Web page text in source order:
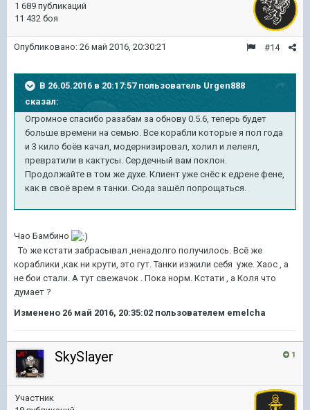
1 689 публикаций
11 432 боя
#14
Опубликовано: 26 май 2016, 20:30:21
В 26.05.2016 в 20:17:57 пользователь Urgen888
сказал:
Огромное спасибо разабам за обнову 0.5.6, теперь будет
больше времени на семью. Все корабли которые я пол года
и 3 кило боёв качал, модернизировал, холил и лелеял,
превратили в кактусы. Сердечный вам поклон.
Продолжайте в том же духе. Клиент уже снёс к едрене фене,
как в своё врем я танки. Сюда зашёл попрощаться.
Чао Бамбино
То же кстати забрасывал ,ненадолго получилось. Всё же
кораблики ,как ни крути, это гут. Танки изжили себя уже. Хаос , а
не бои стали. А тут свежачок . Пока норм. Кстати , а Коля что
думает ?
Изменено 26 май 2016, 20:35:02 пользователем emelcha
1
SkySlayer
Участник